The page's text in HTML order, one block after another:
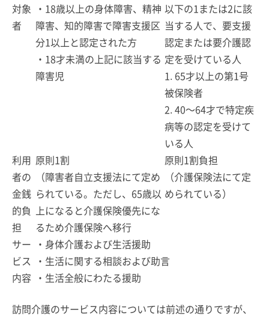
対象
者
・18歳以上の身体障害、精神
障害、知的障害で障害支援区
分1以上と認定された方
・18才未満の上記に該当する
障害児
以下の1または2に該
当する人で、要支援
認定または要介護認
定を受けている人
1. 65才以上の第1号
被保険者
2. 40～64才で特定疾
病等の認定を受けて
いる人
利用
者の
金銭
的負
担
原則1割
（障害者自立支援法にて定め
られている。ただし、65歳以
上になると介護保険優先にな
るため介護保険へ移行
原則1割負担
（介護保険法にて定
められている）
サー
ビス
内容
・身体介護および生活援助
・生活に関する相談および助言
・生活全般にわたる援助
訪問介護のサービス内容については前述の通りですが、